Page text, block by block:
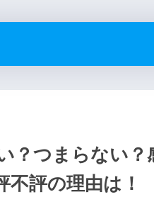
？つまらない？
評の理由は！